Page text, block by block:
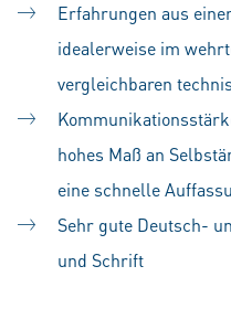
Erfahrungen aus
idealerweise im
vergleichbaren
hohes Maß an
eine schnelle
Sehr gute Deutsch-
und Schrift